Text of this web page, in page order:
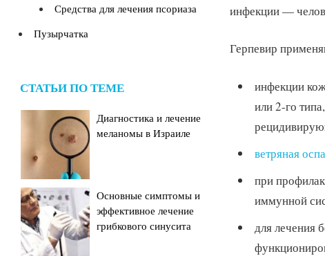
инфекции —
Герпевир
инфекции
или 2-го
ветряная оспа
при
иммунной
для лечения
Средства для лечения псориаза
Пузырчатка
СТАТЬИ ПО ТЕМЕ
Диагностика и лечение
меланомы в Израиле
Основные симптомы и
эффективное лечение
грибкового синусита